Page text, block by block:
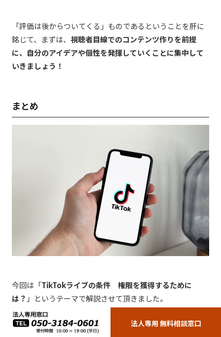
「評価は後からついてくる」ものであるということを肝に
銘じて、まずは、 視聴者目線でのコンテンツ作りを前提
に、自分のアイデアや個性を発揮していくことに集中して
いきましょう！
まとめ
今回は「TikTokライブの条件 権限を獲得するために
は？ 」というテーマで解説させて頂きました。
TikTokライブのメリットについて理解が深まることで、
法人専用 無料相談窓口